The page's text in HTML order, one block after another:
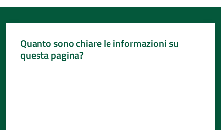
Quanto sono chiare le informazioni su
questa pagina?